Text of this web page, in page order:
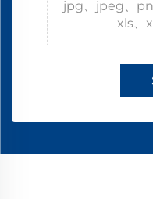
jpg、jpeg、
xls、